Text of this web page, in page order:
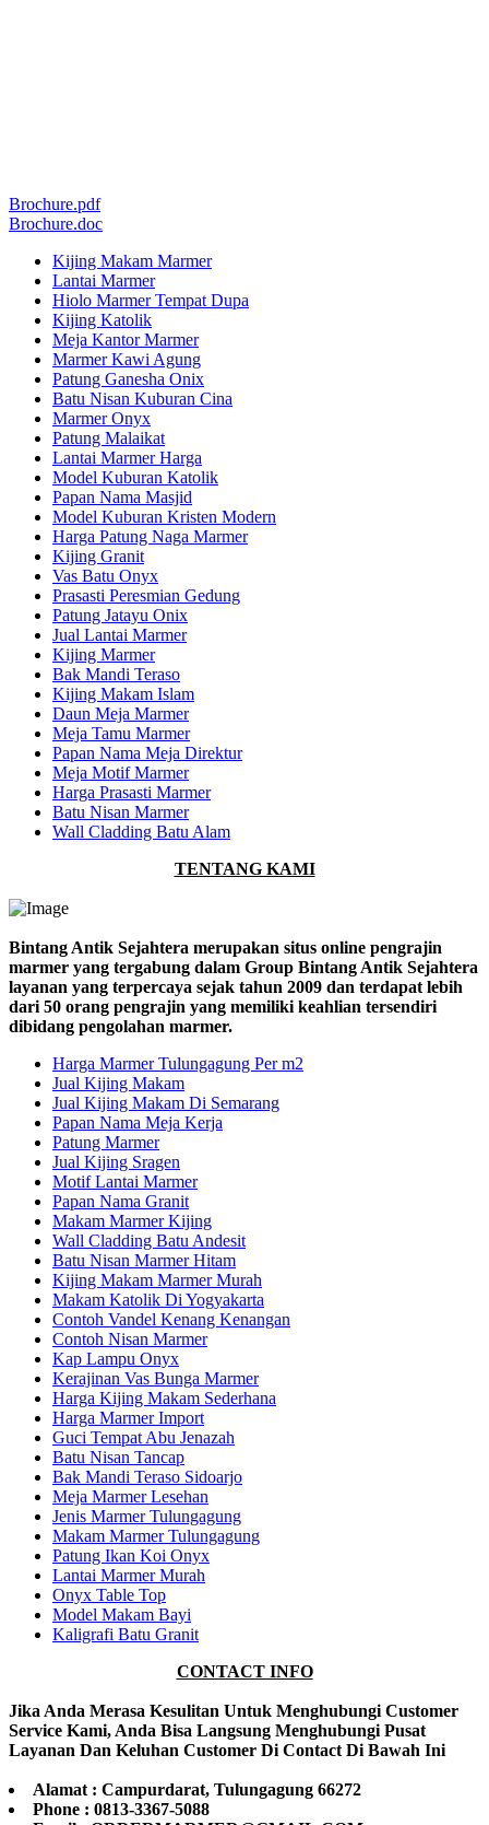
Brochure.pdf
Brochure.doc
Kijing Makam Marmer
Lantai Marmer
Hiolo Marmer Tempat Dupa
Kijing Katolik
Meja Kantor Marmer
Marmer Kawi Agung
Patung Ganesha Onix
Batu Nisan Kuburan Cina
Marmer Onyx
Patung Malaikat
Lantai Marmer Harga
Model Kuburan Katolik
Papan Nama Masjid
Model Kuburan Kristen Modern
Harga Patung Naga Marmer
Kijing Granit
Vas Batu Onyx
Prasasti Peresmian Gedung
Patung Jatayu Onix
Jual Lantai Marmer
Kijing Marmer
Bak Mandi Teraso
Kijing Makam Islam
Daun Meja Marmer
Meja Tamu Marmer
Papan Nama Meja Direktur
Meja Motif Marmer
Harga Prasasti Marmer
Batu Nisan Marmer
Wall Cladding Batu Alam
TENTANG KAMI
Bintang Antik Sejahtera merupakan situs online pengrajin
marmer yang tergabung dalam Group Bintang Antik Sejahtera
layanan yang terpercaya sejak tahun 2009 dan terdapat lebih
dari 50 orang pengrajin yang memiliki keahlian tersendiri
dibidang pengolahan marmer.
Harga Marmer Tulungagung Per m2
Jual Kijing Makam
Jual Kijing Makam Di Semarang
Papan Nama Meja Kerja
Patung Marmer
Jual Kijing Sragen
Motif Lantai Marmer
Papan Nama Granit
Makam Marmer Kijing
Wall Cladding Batu Andesit
Batu Nisan Marmer Hitam
Kijing Makam Marmer Murah
Makam Katolik Di Yogyakarta
Contoh Vandel Kenang Kenangan
Contoh Nisan Marmer
Kap Lampu Onyx
Kerajinan Vas Bunga Marmer
Harga Kijing Makam Sederhana
Harga Marmer Import
Guci Tempat Abu Jenazah
Batu Nisan Tancap
Bak Mandi Teraso Sidoarjo
Meja Marmer Lesehan
Jenis Marmer Tulungagung
Makam Marmer Tulungagung
Patung Ikan Koi Onyx
Lantai Marmer Murah
Onyx Table Top
Model Makam Bayi
Kaligrafi Batu Granit
CONTACT INFO
Jika Anda Merasa Kesulitan Untuk Menghubungi Customer
Service Kami, Anda Bisa Langsung Menghubungi Pusat
Layanan Dan Keluhan Customer Di Contact Di Bawah Ini
Alamat : Campurdarat, Tulungagung 66272
Phone : 0813-3367-5088